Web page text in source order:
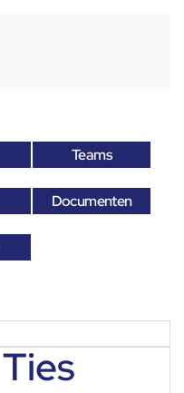
Teams
Documenten